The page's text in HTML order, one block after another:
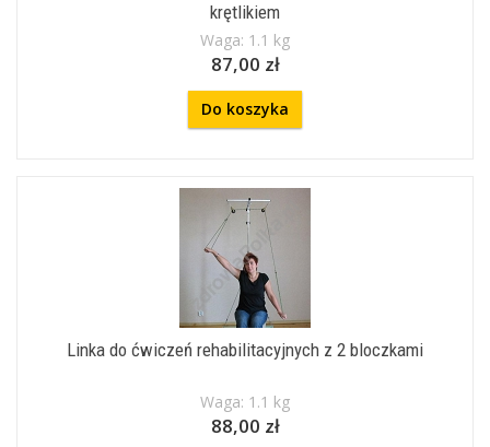
krętlikiem
Waga: 1.1 kg
87,00 zł
Do koszyka
Linka do ćwiczeń rehabilitacyjnych z 2 bloczkami
Waga: 1.1 kg
88,00 zł